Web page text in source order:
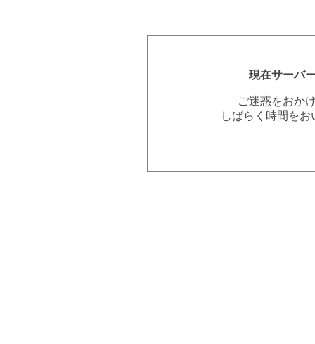
現在サーバ
ご迷惑をおか
しばらく時間を